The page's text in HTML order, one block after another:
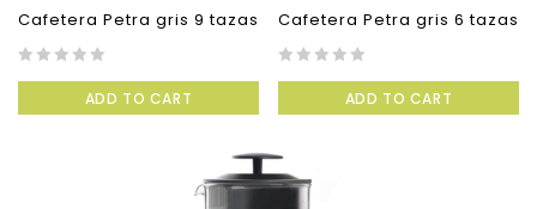
Cafetera Petra gris 9 tazas
of
ADD TO CART
Cafetera Petra gris 6 tazas
of
ADD TO CART